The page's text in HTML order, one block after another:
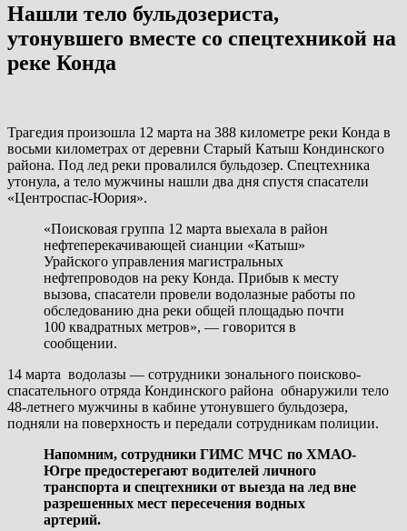
Нашли тело бульдозериста,
утонувшего вместе со спецтехникой на
реке Конда
Трагедия произошла 12 марта на 388 километре реки Конда в
восьми километрах от деревни Старый Катыш Кондинского
района. Под лед реки провалился бульдозер. Спецтехника
утонула, а тело мужчины нашли два дня спустя спасатели
«Центроспас-Юория».
«Поисковая группа 12 марта выехала в район
нефтеперекачивающей сианции «Катыш»
Урайского управления магистральных
нефтепроводов на реку Конда. Прибыв к месту
вызова, спасатели провели водолазные работы по
обследованию дна реки общей площадью почти
100 квадратных метров», — говорится в
сообщении.
14 марта водолазы — сотрудники зонального поисково-
спасательного отряда Кондинского района обнаружили тело
48-летнего мужчины в кабине утонувшего бульдозера,
подняли на поверхность и передали сотрудникам полиции.
Напомним, сотрудники ГИМС МЧС по ХМАО-
Югре предостерегают водителей личного
транспорта и спецтехники от выезда на лед вне
разрешенных мест пересечения водных
артерий.